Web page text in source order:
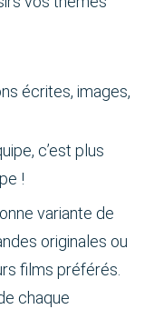
écrites, images,
c’est plus
!
variante de
originales ou
films préférés.
chaque